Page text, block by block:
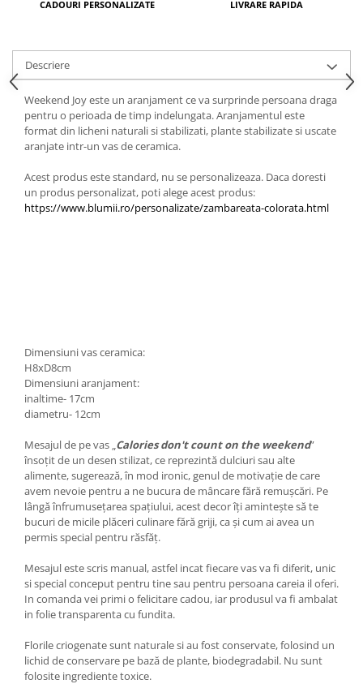
CADOURI PERSONALIZATE LIVRARE RAPIDA
Descriere
Weekend Joy este un aranjament ce va surprinde persoana draga
pentru o perioada de timp indelungata. Aranjamentul este
format din licheni naturali si stabilizati, plante stabilizate si uscate
aranjate intr-un vas de ceramica.
Acest produs este standard, nu se personalizeaza. Daca doresti
un produs personalizat, poti alege acest produs: ​
https://www.blumii.ro/personalizate/zambareata-colorata.html
Dimensiuni vas ceramica:
H8xD8cm
Dimensiuni aranjament:
inaltime- 17cm
diametru- 12cm
Mesajul de pe vas „Calories don't count on the weekend”
însoțit de un desen stilizat, ce reprezintă dulciuri sau alte
alimente, sugerează, în mod ironic, genul de motivație de care
avem nevoie pentru a ne bucura de mâncare fără remușcări. Pe
lângă înfrumusețarea spațiului, acest decor îți amintește să te
bucuri de micile plăceri culinare fără griji, ca și cum ai avea un
permis special pentru răsfăț.
Mesajul este scris manual, astfel incat fiecare vas va fi diferit, unic
si special conceput pentru tine sau pentru persoana careia il oferi.
In comanda vei primi o felicitare cadou, iar produsul va fi ambalat
in folie transparenta cu fundita.
Florile criogenate sunt naturale si au fost conservate, folosind un
lichid de conservare pe bază de plante, biodegradabil. Nu sunt
folosite ingrediente toxice.